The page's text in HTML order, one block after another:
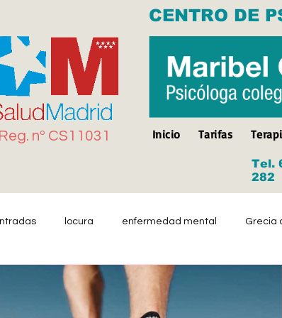
CENTRO DE
Reg. nº CS11031 Inicio Tarifas
Tel.
282
locura enfermedad mental Grecia
Ansiedad Suicidio